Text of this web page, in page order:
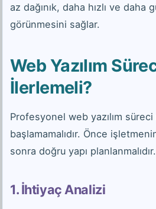
az dağınık, daha hızlı ve daha
görünmesini sağlar.
Web Yazılım
İlerlemeli?
Profesyonel web yazılım
başlamamalıdır. Önce
sonra doğru yapı planlanmalıdır.
1. İhtiyaç Analizi